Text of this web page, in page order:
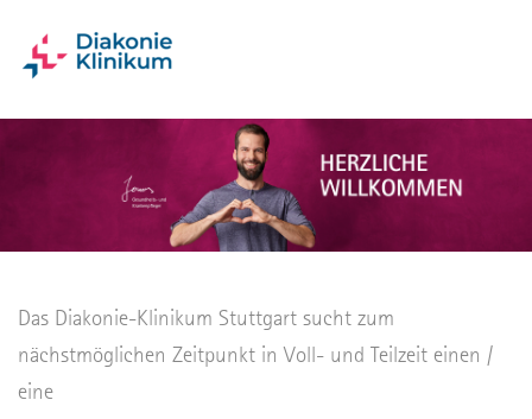
Das Diakonie-Klinikum Stuttgart sucht zum
nächstmöglichen Zeitpunkt in Voll- und Teilzeit einen /
eine